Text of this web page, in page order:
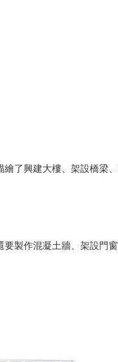
了興建大樓、架設橋梁
要製作混凝土牆、架設